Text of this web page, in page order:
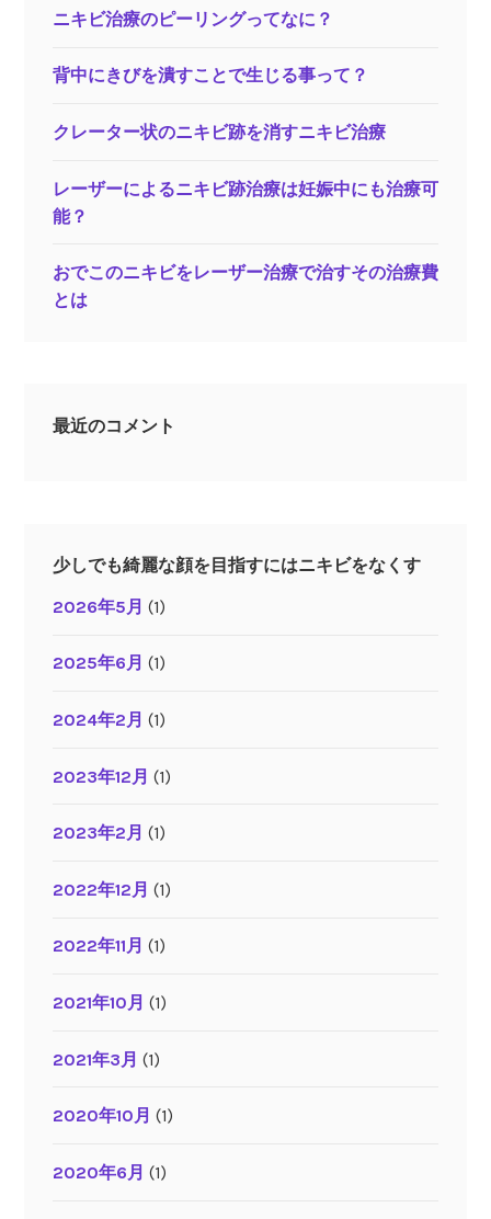
ニキビ治療のピーリングってなに？
背中にきびを潰すことで生じる事って？
クレーター状のニキビ跡を消すニキビ治療
レーザーによるニキビ跡治療は妊娠中にも治療可
能？
おでこのニキビをレーザー治療で治すその治療費
とは
最近のコメント
少しでも綺麗な顔を目指すにはニキビをなくす
2026年5月 (1)
2025年6月 (1)
2024年2月 (1)
2023年12月 (1)
2023年2月 (1)
2022年12月 (1)
2022年11月 (1)
2021年10月 (1)
2021年3月 (1)
2020年10月 (1)
2020年6月 (1)